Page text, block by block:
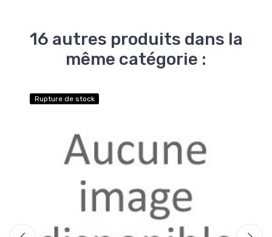
16 autres produits dans la
même catégorie :
Rupture de stock